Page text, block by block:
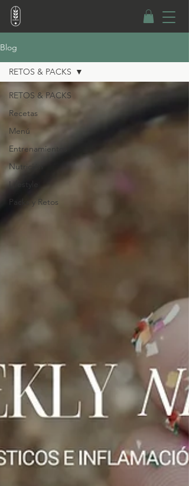
Blog
RETOS & PACKS
Recetas
Menú
Entrenamientos
Nutrición
Lifestyle
Packs y Retos
RETOS & PACKS